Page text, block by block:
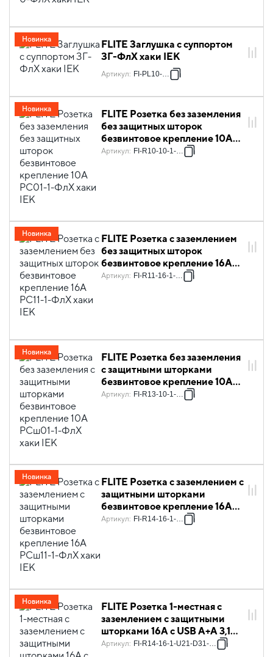
FLITE Заглушка с суппортом
ЗГ-ФлХ хаки IEK
Артикул: FI-PL10-K59
Новинка
FLITE Розетка без заземления
без защитных шторок
безвинтовое крепление 10А
РС01-1-ФлХ хаки IEK
Артикул: FI-R10-10-1-K59
Новинка
FLITE Розетка с заземлением
без защитных шторок
безвинтовое крепление 16А
РС11-1-ФлХ хаки IEK
Артикул: FI-R11-16-1-K59
Новинка
FLITE Розетка без заземления
с защитными шторками
безвинтовое крепление 10А
РСш01-1-ФлХ хаки IEK
Артикул: FI-R13-10-1-K59
Новинка
FLITE Розетка с заземлением с
защитными шторками
безвинтовое крепление 16А
РСш11-1-ФлХ хаки IEK
Артикул: FI-R14-16-1-K59
Новинка
FLITE Розетка 1-местная с
заземлением с защитными
шторками 16А с USB A+A 3,1А
безвинтовое крепление
Артикул: FI-R14-16-1-U21-D31-K59
Новинка